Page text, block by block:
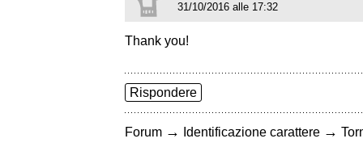
31/10/2016 alle 17:32
Thank you!
Rispondere
Forum → Identificazione carattere →